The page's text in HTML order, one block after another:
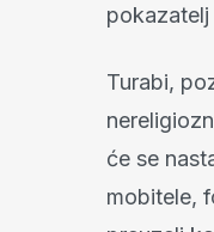
pokazatelj
Turabi,
će se
mobitele,